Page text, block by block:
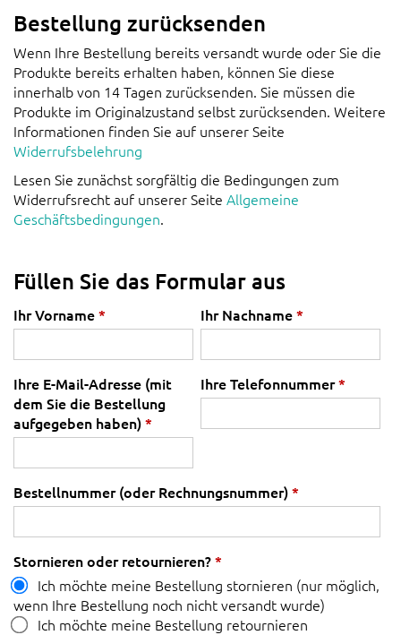
Bestellung zurücksenden
Wenn Ihre Bestellung bereits versandt wurde oder Sie die
Produkte bereits erhalten haben, können Sie diese
innerhalb von 14 Tagen zurücksenden. Sie müssen die
Produkte im Originalzustand selbst zurücksenden. Weitere
Informationen finden Sie auf unserer Seite
Widerrufsbelehrung
Lesen Sie zunächst sorgfältig die Bedingungen zum
Widerrufsrecht auf unserer Seite Allgemeine
Geschäftsbedingungen.
Füllen Sie das Formular aus
Ihr Vorname* Ihr Nachname*
Ihre E-Mail-Adresse (mit
dem Sie die Bestellung
aufgegeben haben)*
Ihre Telefonnummer*
Bestellnummer (oder Rechnungsnummer)*
Stornieren oder retournieren?*
Ich möchte meine Bestellung stornieren (nur möglich,
wenn Ihre Bestellung noch nicht versandt wurde)
Ich möchte meine Bestellung retournieren